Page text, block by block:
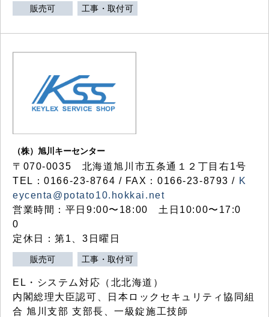
販売可 工事・取付可
（株）旭川キーセンター
〒070-0035 北海道旭川市五条通１２丁目右1号
TEL：0166-23-8764 / FAX：0166-23-8793 / K
eycenta@potato10.hokkai.net
営業時間：平日9:00〜18:00 土日10:00〜17:0
0
定休日：第1、3日曜日
販売可 工事・取付可
EL・システム対応（北北海道）
内閣総理大臣認可、日本ロックセキュリティ協同組
合 旭川支部 支部長、一級錠施工技師